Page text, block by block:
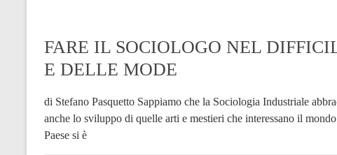
FARE IL SOCIOLOGO NEL
E DELLE MODE
di Stefano Pasquetto Sappiamo che la Sociologia Industriale
anche lo sviluppo di quelle arti e mestieri che interessano il
Paese si è